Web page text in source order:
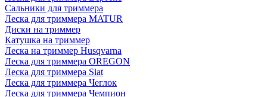
Сальники для триммера
Леска для триммера MATUR
Диски на триммер
Катушка на триммер
Леска на триммер Husqvarna
Леска для триммера OREGON
Леска для триммера Siat
Леска для триммера Чеглок
Леска для триммера Чемпион